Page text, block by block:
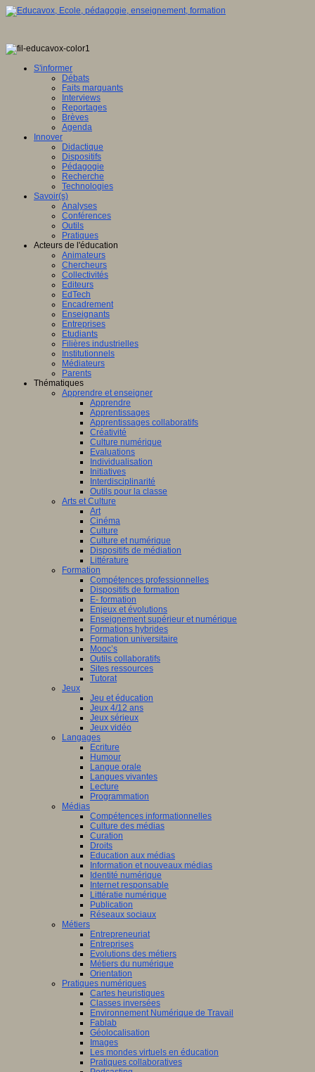
S'informer
Débats
Faits marquants
Interviews
Reportages
Brèves
Agenda
Innover
Didactique
Dispositifs
Pédagogie
Recherche
Technologies
Savoir(s)
Analyses
Conférences
Outils
Pratiques
Acteurs de l'éducation
Animateurs
Chercheurs
Collectivités
Editeurs
EdTech
Encadrement
Enseignants
Entreprises
Etudiants
Filières industrielles
Institutionnels
Médiateurs
Parents
Thématiques
Apprendre et enseigner
Apprendre
Apprentissages
Apprentissages collaboratifs
Créativité
Culture numérique
Evaluations
Individualisation
Initiatives
Interdisciplinarité
Outils pour la classe
Arts et Culture
Art
Cinéma
Culture
Culture et numérique
Dispositifs de médiation
Littérature
Formation
Compétences professionnelles
Dispositifs de formation
E- formation
Enjeux et évolutions
Enseignement supérieur et numérique
Formations hybrides
Formation universitaire
Mooc’s
Outils collaboratifs
Sites ressources
Tutorat
Jeux
Jeu et éducation
Jeux 4/12 ans
Jeux sérieux
Jeux vidéo
Langages
Ecriture
Humour
Langue orale
Langues vivantes
Lecture
Programmation
Médias
Compétences informationnelles
Culture des médias
Curation
Droits
Education aux médias
Information et nouveaux médias
Identité numérique
Internet responsable
Littératie numérique
Publication
Réseaux sociaux
Métiers
Entrepreneuriat
Entreprises
Evolutions des métiers
Métiers du numérique
Orientation
Pratiques numériques
Cartes heuristiques
Classes inversées
Environnement Numérique de Travail
Fablab
Géolocalisation
Images
Les mondes virtuels en éducation
Pratiques collaboratives